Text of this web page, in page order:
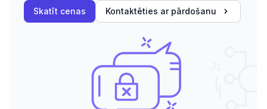
Skatīt cenas Kontaktēties ar pārdošanu